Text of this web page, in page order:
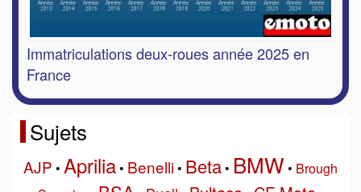
Immatriculations deux-roues année 2025 en
France
Sujets
AJP • Aprilia• Benelli• Beta• BMW • Brough